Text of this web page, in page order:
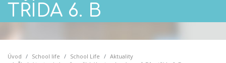
TŘÍDA 6. B
Úvod School life School Life
Aktuality